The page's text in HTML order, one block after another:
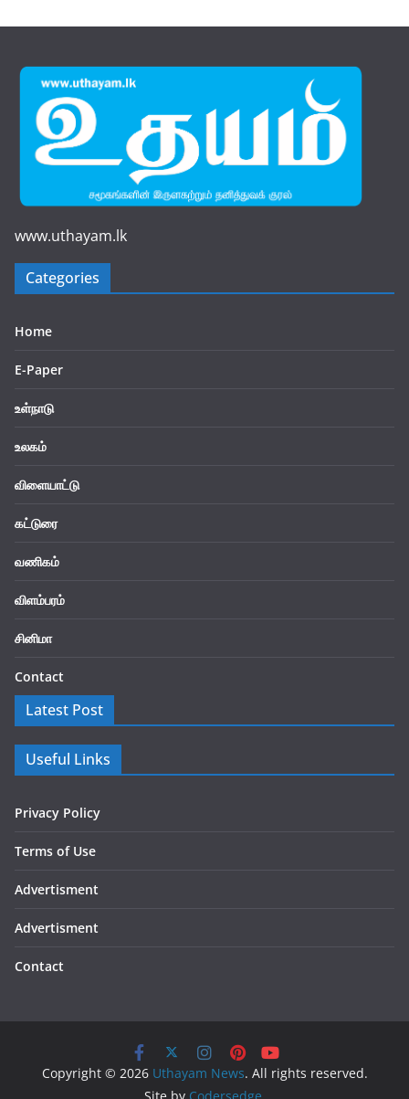
www.uthayam.lk
Categories
Home
E-Paper
உள்நாடு
உலகம்
விளையாட்டு
கட்டுரை
வணிகம்
விளம்பரம்
சினிமா
Contact
Latest Post
Useful Links
Privacy Policy
Terms of Use
Advertisment
Advertisment
Contact
Copyright © 2026 Uthayam News. All rights reserved.